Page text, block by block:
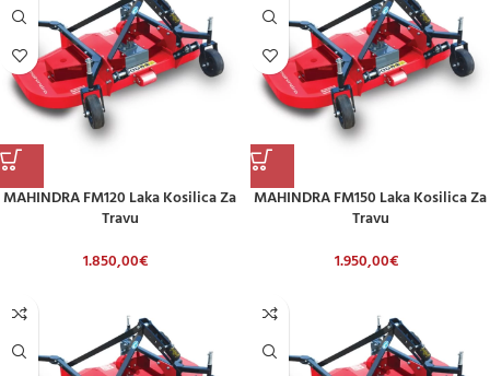
MAHINDRA FM120 Laka Kosilica Za
Travu
1.850,00€
MAHINDRA FM150 Laka Kosilica Za
Travu
1.950,00€